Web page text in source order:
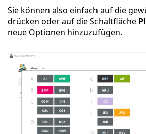
Sie können also einfach auf die
drücken oder auf die Schaltfläche
neue Optionen hinzuzufügen.